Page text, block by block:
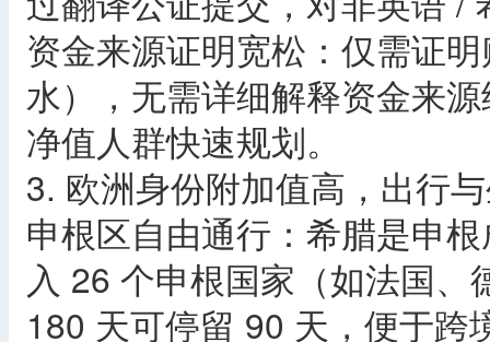
资金来源证明宽松：仅需证
水），无需详细解释资金来
净值人群快速规划。​
3. 欧洲身份附加值高，出行
申根区自由通行：希腊是申
入 26 个申根国家（如法国
180 天可停留 90 天，便于跨